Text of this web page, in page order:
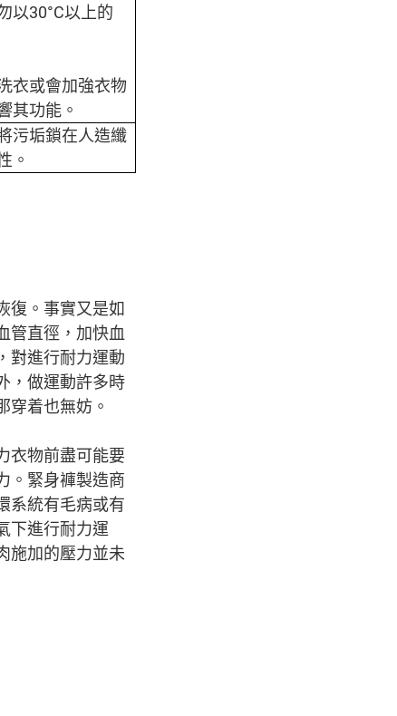
以30°C以上的
衣或會加強衣物
其功能。
污垢鎖在人造纖
。
復。事實又是如
管直徑，加快血
對進行耐力運動
，做運動許多時
穿着也無妨。
衣物前盡可能要
。緊身褲製造商
系統有毛病或有
下進行耐力運
施加的壓力並未